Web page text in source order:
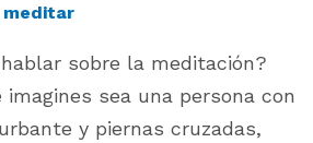
meditar
sobre la meditación?
sea una persona con
y piernas cruzadas,